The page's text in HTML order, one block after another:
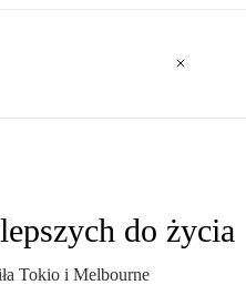
do życia
Tokio i Melbourne